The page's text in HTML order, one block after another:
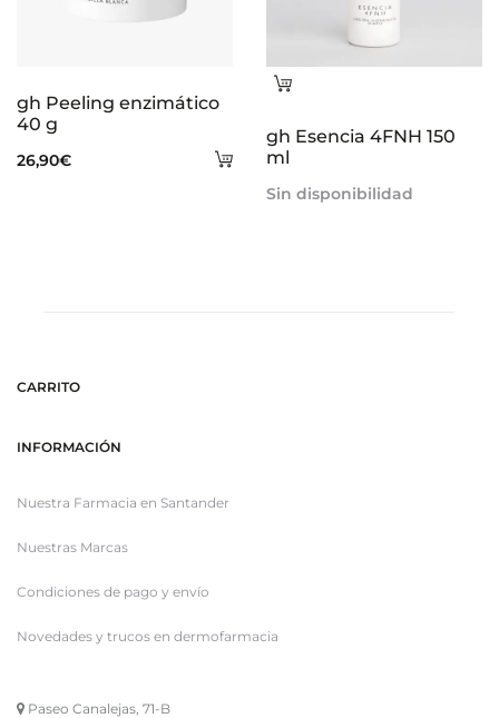
Añadir
gh Peeling enzimático
40 g
26,90€
Leer
gh Esencia 4FNH 150
ml
Sin disponibilidad
CARRITO
INFORMACIÓN
Nuestra Farmacia en Santander
Nuestras Marcas
Condiciones de pago y envío
Novedades y trucos en dermofarmacia
Paseo Canalejas, 71-B